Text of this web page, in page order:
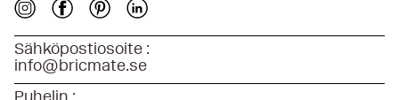
Sähköpostiosoite :
info@bricmate.se